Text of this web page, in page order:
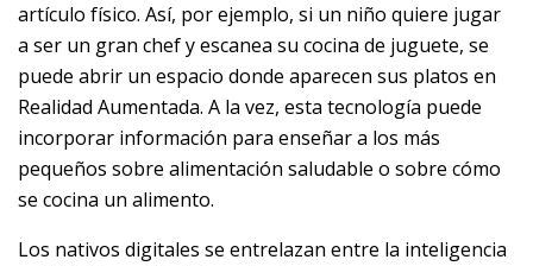
artículo físico. Así, por ejemplo, si un niño quiere jugar
a ser un gran chef y escanea su cocina de juguete, se
puede abrir un espacio donde aparecen sus platos en
Realidad Aumentada. A la vez, esta tecnología puede
incorporar información para enseñar a los más
pequeños sobre alimentación saludable o sobre cómo
se cocina un alimento.
Los nativos digitales se entrelazan entre la inteligencia